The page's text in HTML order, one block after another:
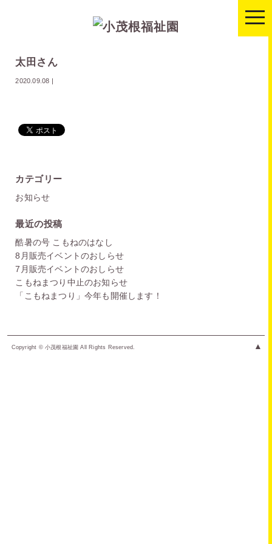
太田さん
2020.09.08 |
カテゴリー
お知らせ
最近の投稿
酷暑の号 こもねのはなし
8月販売イベントのおしらせ
7月販売イベントのおしらせ
こもねまつり中止のお知らせ
「こもねまつり」今年も開催します！
Copyright © 小茂根福祉園 All Rights Reserved. ▲